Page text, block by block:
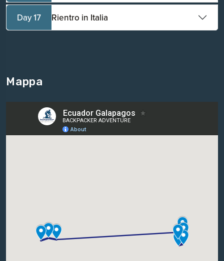
Day 17 Rientro in Italia
Mappa